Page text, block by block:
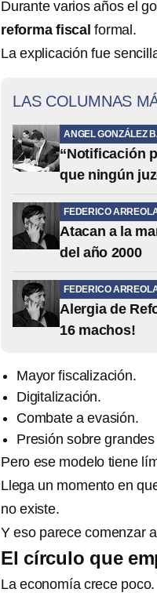
Durante varios años el
reforma fiscal formal.
La explicación fue
LAS COLUMNAS
ANGEL GONZÁLEZ
“Notificación
que ningún
FEDERICO
Atacan a la
del año 2000
FEDERICO
Alergia de
16 machos!
Mayor fiscalización.
Digitalización.
Combate a evasión.
Presión sobre
Pero ese modelo tiene
Llega un momento en
no existe.
Y eso parece comenzar
El círculo que
La economía crece poco.